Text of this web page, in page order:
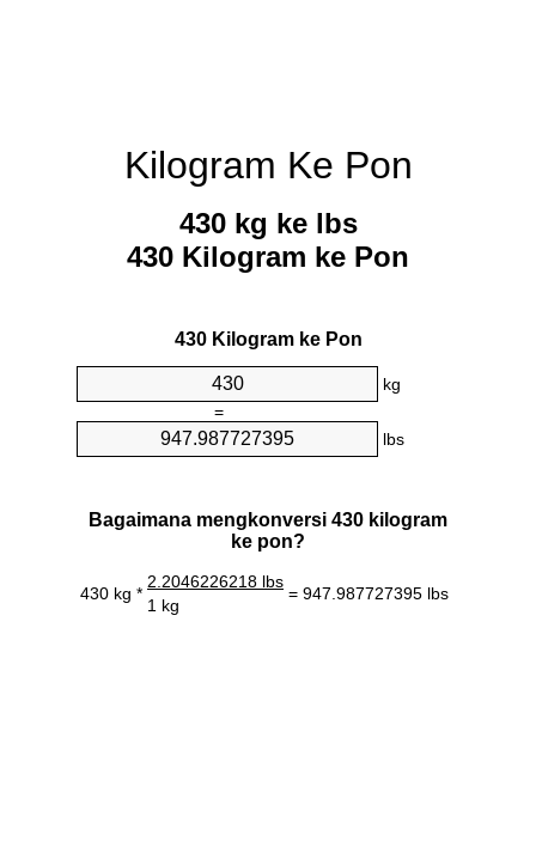
Kilogram Ke Pon
430 kg ke lbs
430 Kilogram ke Pon
430 Kilogram ke Pon
kg
=
lbs
Bagaimana mengkonversi 430 kilogram
ke pon?
430 kg *
2.2046226218 lbs
= 947.987727395 lbs
1 kg